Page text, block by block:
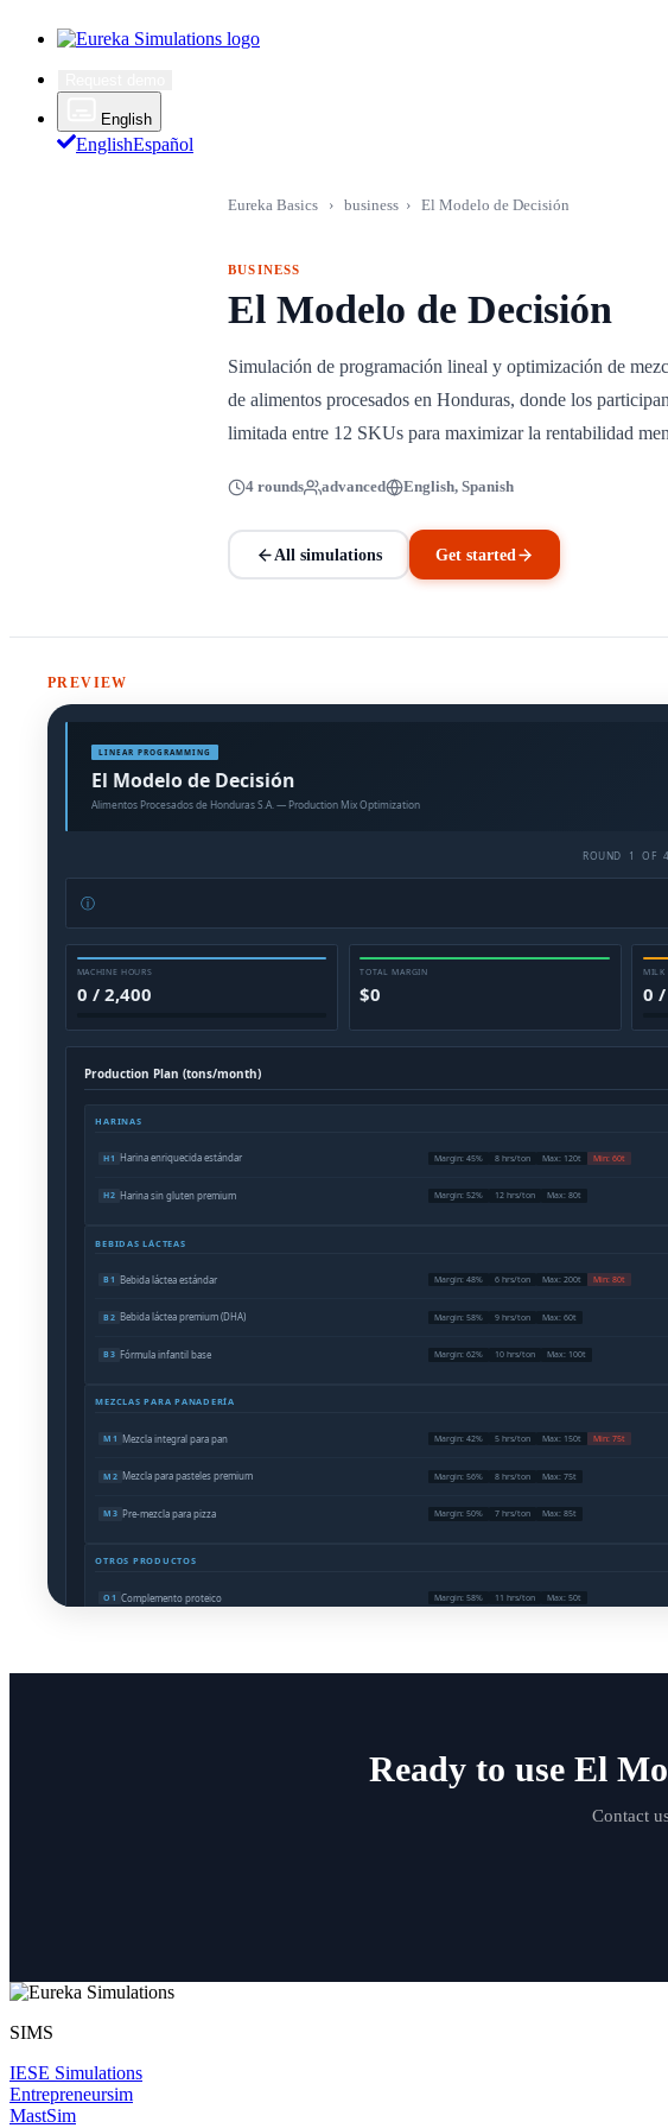
English
EnglishEspañol
Eureka Basics › business › El Modelo de Decisión
BUSINESS
El Modelo de Decisión
Simulación de programación lineal y optimización de
de alimentos procesados en Honduras, donde los
limitada entre 12 SKUs para maximizar la rentabilidad
4 rounds advanced English, Spanish
All simulations Get started
PREVIEW
Ready to use El
Contact
SIMS
IESE Simulations
Entrepreneursim
MastSim